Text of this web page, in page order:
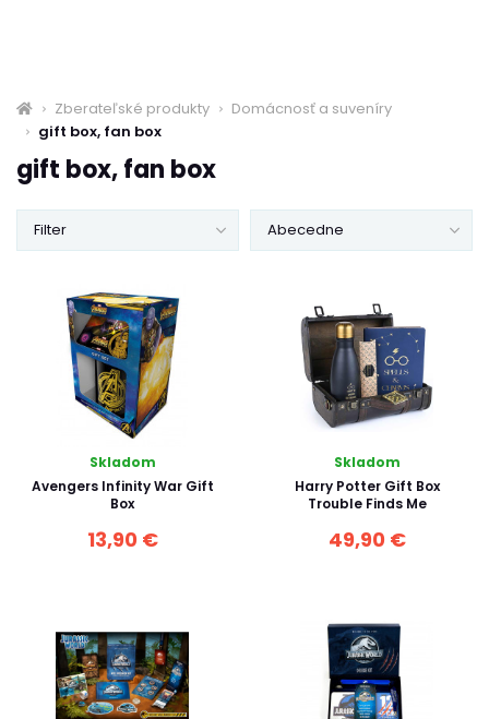
Zberateľské produkty
Domácnosť a suveníry
gift box, fan box
gift box, fan box
Abecedne
Filter
Skladom
Avengers Infinity War Gift
Box
13,90 €
Skladom
Harry Potter Gift Box
Trouble Finds Me
49,90 €